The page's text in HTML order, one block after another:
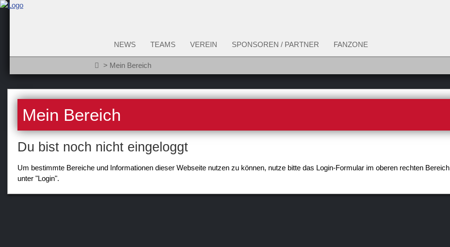
NEWS TEAMS VEREIN SPONSOREN / PARTNER FANZONE
Mein Bereich
Mein Bereich
Du bist noch nicht eingeloggt
Um bestimmte Bereiche und Informationen dieser Webseite nutzen zu können, nutze bitte das Login-Formular im oberen rechten Bereich
unter "Login".